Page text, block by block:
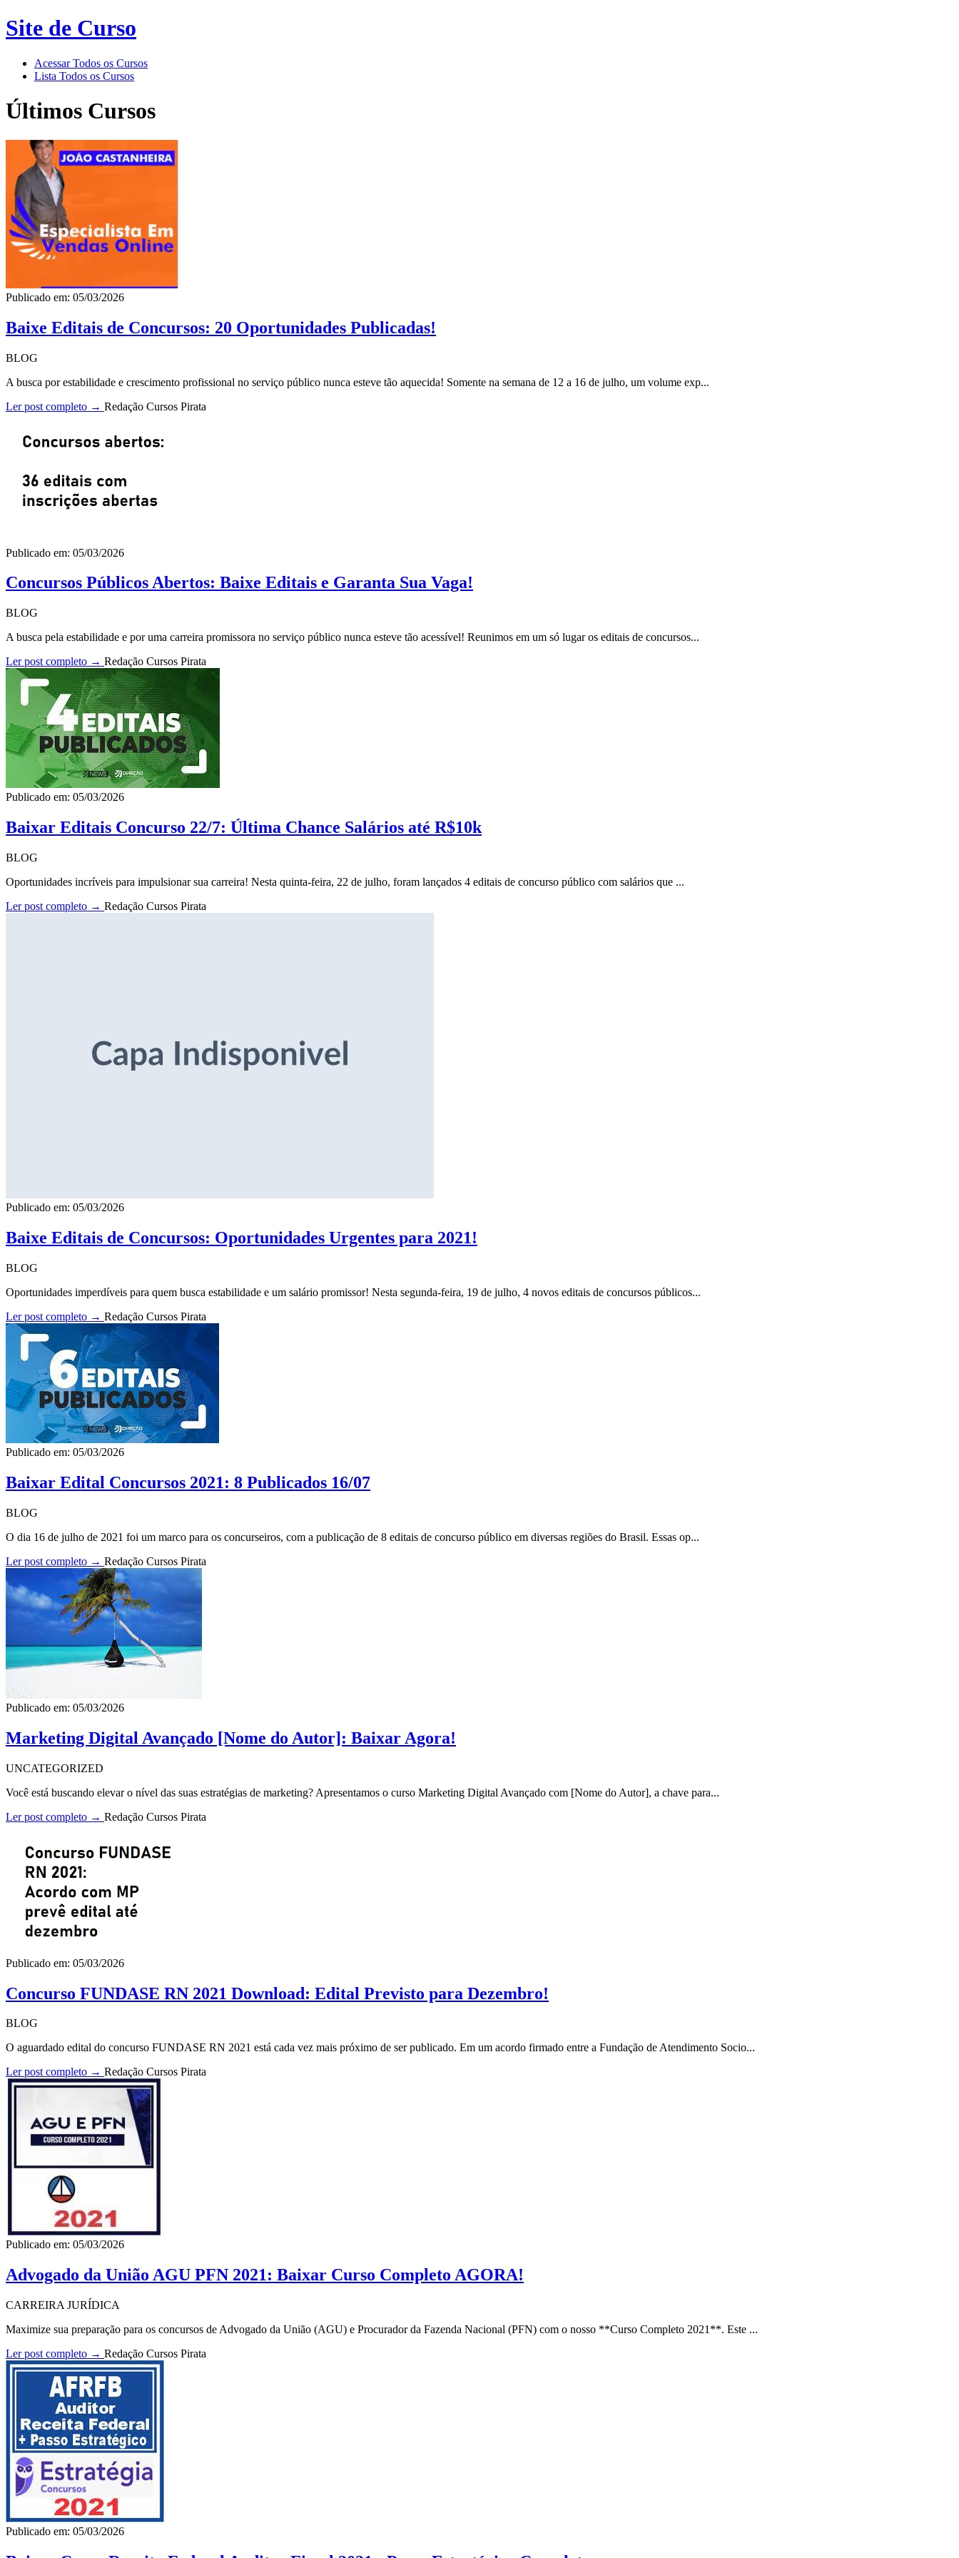
Site de Curso
Acessar Todos os Cursos
Lista Todos os Cursos
Últimos Cursos
Publicado em: 05/03/2026
Baixe Editais de Concursos: 20 Oportunidades Publicadas!
BLOG
A busca por estabilidade e crescimento profissional no serviço público nunca esteve tão aquecida! Somente na semana de 12 a 16 de julho, um volume exp...
Ler post completo → Redação Cursos Pirata
Publicado em: 05/03/2026
Concursos Públicos Abertos: Baixe Editais e Garanta Sua Vaga!
BLOG
A busca pela estabilidade e por uma carreira promissora no serviço público nunca esteve tão acessível! Reunimos em um só lugar os editais de concursos...
Ler post completo → Redação Cursos Pirata
Publicado em: 05/03/2026
Baixar Editais Concurso 22/7: Última Chance Salários até R$10k
BLOG
Oportunidades incríveis para impulsionar sua carreira! Nesta quinta-feira, 22 de julho, foram lançados 4 editais de concurso público com salários que ...
Ler post completo → Redação Cursos Pirata
Publicado em: 05/03/2026
Baixe Editais de Concursos: Oportunidades Urgentes para 2021!
BLOG
Oportunidades imperdíveis para quem busca estabilidade e um salário promissor! Nesta segunda-feira, 19 de julho, 4 novos editais de concursos públicos...
Ler post completo → Redação Cursos Pirata
Publicado em: 05/03/2026
Baixar Edital Concursos 2021: 8 Publicados 16/07
BLOG
O dia 16 de julho de 2021 foi um marco para os concurseiros, com a publicação de 8 editais de concurso público em diversas regiões do Brasil. Essas op...
Ler post completo → Redação Cursos Pirata
Publicado em: 05/03/2026
Marketing Digital Avançado [Nome do Autor]: Baixar Agora!
UNCATEGORIZED
Você está buscando elevar o nível das suas estratégias de marketing? Apresentamos o curso Marketing Digital Avançado com [Nome do Autor], a chave para...
Ler post completo → Redação Cursos Pirata
Publicado em: 05/03/2026
Concurso FUNDASE RN 2021 Download: Edital Previsto para Dezembro!
BLOG
O aguardado edital do concurso FUNDASE RN 2021 está cada vez mais próximo de ser publicado. Em um acordo firmado entre a Fundação de Atendimento Socio...
Ler post completo → Redação Cursos Pirata
Publicado em: 05/03/2026
Advogado da União AGU PFN 2021: Baixar Curso Completo AGORA!
CARREIRA JURÍDICA
Maximize sua preparação para os concursos de Advogado da União (AGU) e Procurador da Fazenda Nacional (PFN) com o nosso **Curso Completo 2021**. Este ...
Ler post completo → Redação Cursos Pirata
Publicado em: 05/03/2026